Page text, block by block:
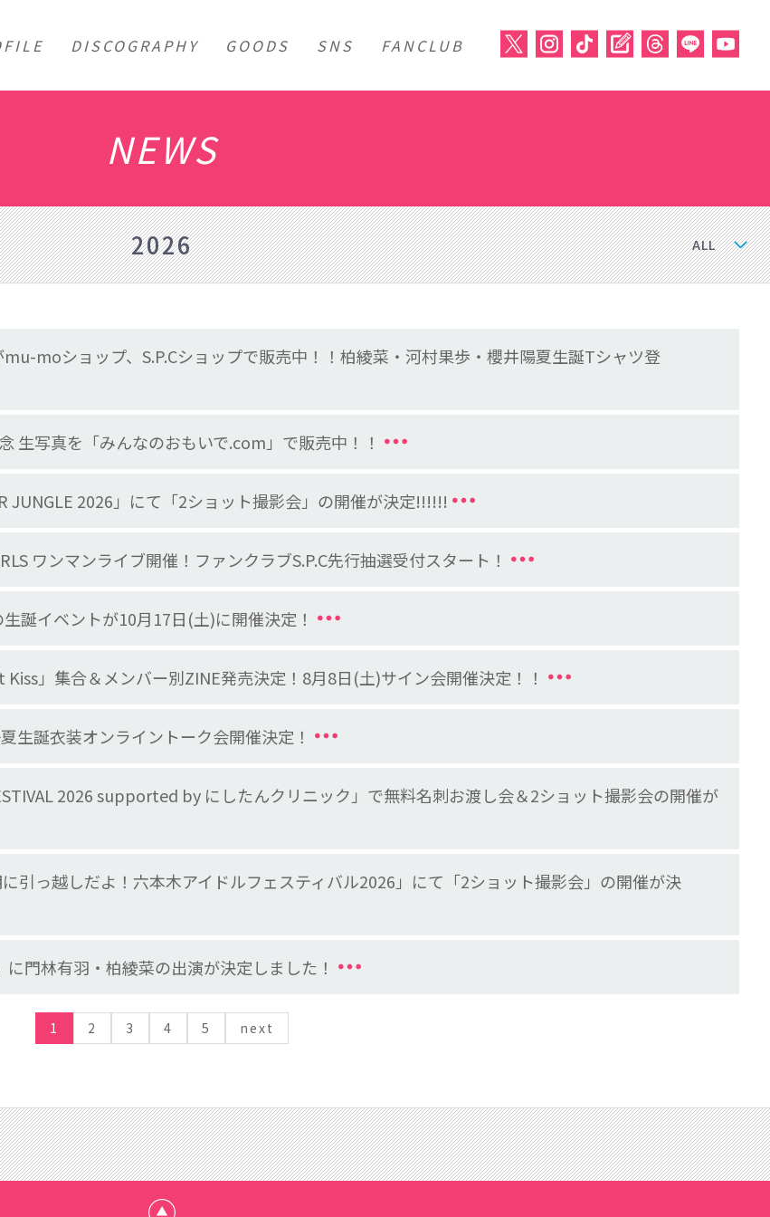
DISCOGRAPHY GOODS SNS FANCLUB
NEWS
2026
moショップ、S.P.Cショップで販売中！！柏綾菜・河村果歩・櫻井陽夏生誕Tシャツ登
生写真を「みんなのおもいで.com」で販売中！！
JUNGLE 2026」にて「2ショット撮影会」の開催が決定!!!!!!
ワンマンライブ開催！ファンクラブS.P.C先行抽選受付スタート！
誕イベントが10月17日(土)に開催決定！
」集合＆メンバー別ZINE発売決定！8月8日(土)サイン会開催決定！！
生誕衣装オンライントーク会開催決定！
2026 supported by にしたんクリニック」で無料名刺お渡し会＆2ショット撮影会の開催が
引っ越しだよ！六本木アイドルフェスティバル2026」にて「2ショット撮影会」の開催が決
門林有羽・柏綾菜の出演が決定しました！
1 2 3 4 5 next